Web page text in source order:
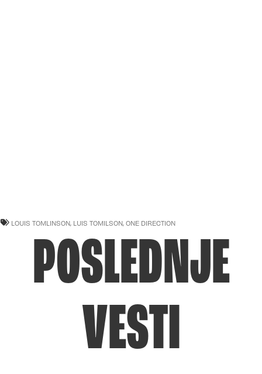
LOUIS TOMLINSON LUIS TOMILSON ONE DIRECTION
POSLEDNJE
VESTI